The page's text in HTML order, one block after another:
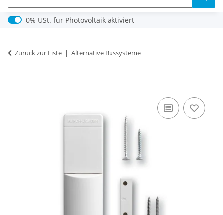
0% USt. für Photovoltaik (§ 12 Abs. 3 UStG)
0% USt. für Photovoltaik aktiviert
Zurück zur Liste Alternative Bussysteme